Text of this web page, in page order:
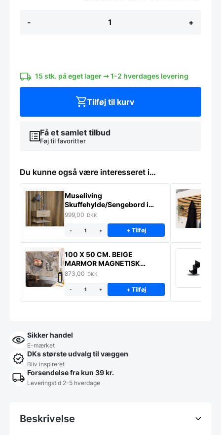
-
Rosey-
antal
+
15 stk. på eget lager ➞ 1-2 hverdages levering
Få et samlet tilbud
Føj til favoritter
Tilføj til kurv
Du kunne også være interesseret i…
Museliving
Skuffehylde/Sengebord i
massiv eg
999,00 DKK
- + + Tilføj
100 X 50 CM. BEIGE
MARMOR MAGNETISK
STÆNKPLADE
873,00 DKK
- + + Tilføj
Sikker handel
E-mærket
DKs største udvalg til væggen
Bliv inspireret
Forsendelse fra kun 39 kr.
Leveringstid 2-5 hverdage
Beskrivelse